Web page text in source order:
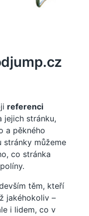
referenci
jejich stránku,
a pěkného
stránky můžeme
co stránka
těm, kteří
jakéhokoliv –
i lidem, co v